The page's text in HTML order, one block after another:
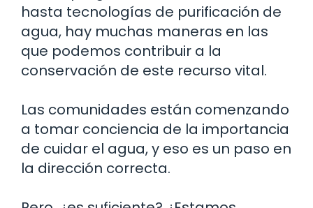
hasta tecnologías de purificación de
agua, hay muchas maneras en las
que podemos contribuir a la
conservación de este recurso vital.
Las comunidades están comenzando
a tomar conciencia de la importancia
de cuidar el agua, y eso es un paso en
la dirección correcta.